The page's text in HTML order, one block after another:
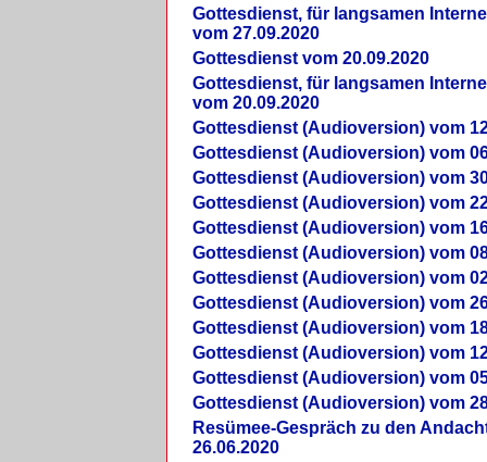
Gottesdienst, für langsamen
vom 27.09.2020
Gottesdienst vom 20.09.2020
Gottesdienst, für langsamen
vom 20.09.2020
Gottesdienst (Audioversion) vom
Gottesdienst (Audioversion) vom
Gottesdienst (Audioversion) vom
Gottesdienst (Audioversion) vom
Gottesdienst (Audioversion) vom
Gottesdienst (Audioversion) vom
Gottesdienst (Audioversion) vom
Gottesdienst (Audioversion) vom
Gottesdienst (Audioversion) vom
Gottesdienst (Audioversion) vom
Gottesdienst (Audioversion) vom
Gottesdienst (Audioversion) vom
Re­sü­mee-Gespräch zu den
26.06.2020